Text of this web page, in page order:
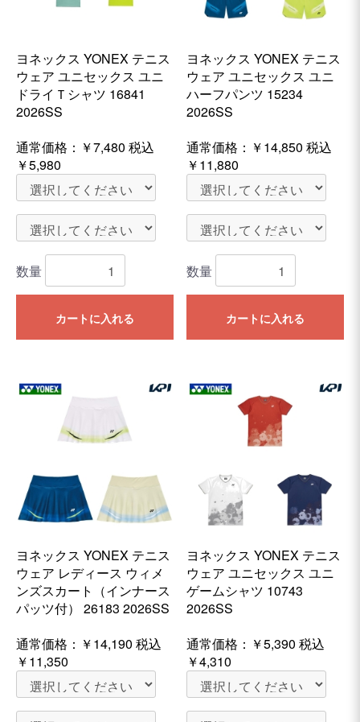
ヨネックス YONEX テニス
ウェア ユニセックス ユニ
ドライＴシャツ 16841
2026SS
通常価格： ￥7,480 税込
￥5,980
数量
カートに入れる
ヨネックス YONEX テニス
ウェア ユニセックス ユニ
ハーフパンツ 15234
2026SS
通常価格： ￥14,850 税込
￥11,880
数量
カートに入れる
ヨネックス YONEX テニス
ウェア レディース ウィメ
ンズスカート（インナース
パッツ付） 26183 2026SS
通常価格： ￥14,190 税込
￥11,350
ヨネックス YONEX テニス
ウェア ユニセックス ユニ
ゲームシャツ 10743
2026SS
通常価格： ￥5,390 税込
￥4,310